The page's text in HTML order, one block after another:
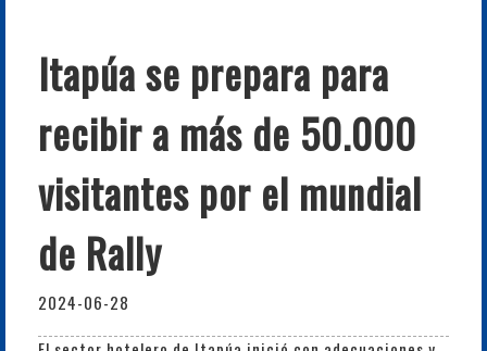
Itapúa se prepara para
recibir a más de 50.000
visitantes por el mundial
de Rally
2024-06-28